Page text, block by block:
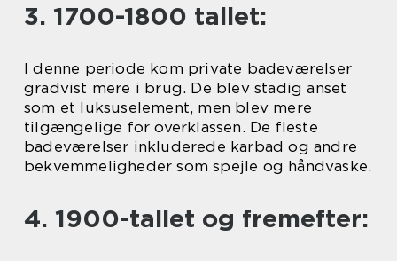
3. 1700-1800 tallet:
I denne periode kom private badeværelser
gradvist mere i brug. De blev stadig anset
som et luksuselement, men blev mere
tilgængelige for overklassen. De fleste
badeværelser inkluderede karbad og andre
bekvemmeligheder som spejle og håndvaske.
4. 1900-tallet og fremefter: